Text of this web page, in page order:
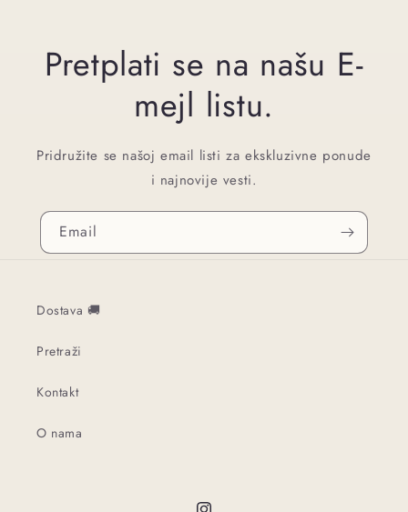
Pretplati se na našu E-
mejl listu.
Pridružite se našoj email listi za ekskluzivne ponude
i najnovije vesti.
Email
Dostava 🚚
Pretraži
Kontakt
O nama